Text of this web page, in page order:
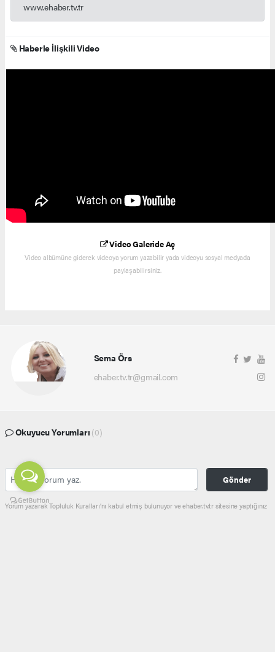
www.ehaber.tv.tr
Haberle İlişkili Video
Video Galeride Aç
Video albümüne giderek videoya yorum yazabilir yada videoyu sosyal medyada
paylaşabilirsiniz.
Sema Örs
ehaber.tv.tr@gmail.com
Okuyucu Yorumları (0)
Gönder
Yorum yazarak Topluluk Kuralları’nı kabul etmiş bulunuyor ve ehaber.tv.tr sitesine yaptığınız